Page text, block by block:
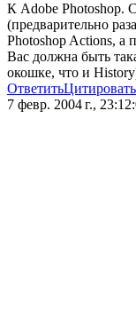
К Adobe Photoshop.
(предварительно
Photoshop Actions, а
Вас должна быть
окошке, что и
ОтветитьЦитировать
7 февр. 2004 г.,